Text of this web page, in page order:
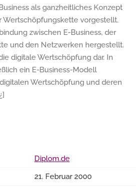
als ganzheitliches Konzept
Wertschöpfungskette vorgestellt.
zwischen E-Business, der
und den Netzwerken hergestellt.
digitale Wertschöpfung dar. In
ein E-Business-Modell
Wertschöpfung und deren
Diplom.de
21. Februar 2000